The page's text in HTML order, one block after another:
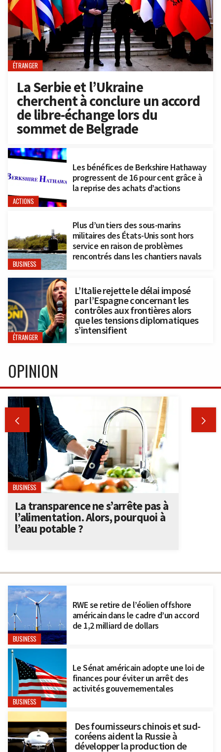
ÉTRANGER
La Serbie et l’Ukraine
cherchent à conclure un accord
de libre-échange lors du
sommet de Belgrade
ACTIONS
Les bénéfices de Berkshire Hathaway
progressent de 16 pour cent grâce à
la reprise des achats d’actions
BUSINESS
Plus d’un tiers des sous-marins
militaires des États-Unis sont hors
service en raison de problèmes
rencontrés dans les chantiers navals
ÉTRANGER
L’Italie rejette le délai imposé
par l’Espagne concernant les
contrôles aux frontières alors
que les tensions diplomatiques
s’intensifient
BUSINESS
RWE se retire de l’éolien offshore
américain dans le cadre d’un accord
de 1,2 milliard de dollars
BUSINESS
Le Sénat américain adopte une loi de
finances pour éviter un arrêt des
activités gouvernementales
Des fournisseurs chinois et sud-
coréens aident la Russie à
développer la production de
OPINION
 
BUSINESS
La transparence ne s’arrête pas à
l’alimentation. Alors, pourquoi à
l’eau potable ?